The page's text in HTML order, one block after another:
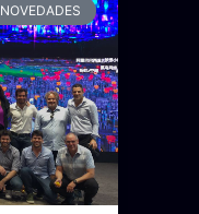
NOVEDADES